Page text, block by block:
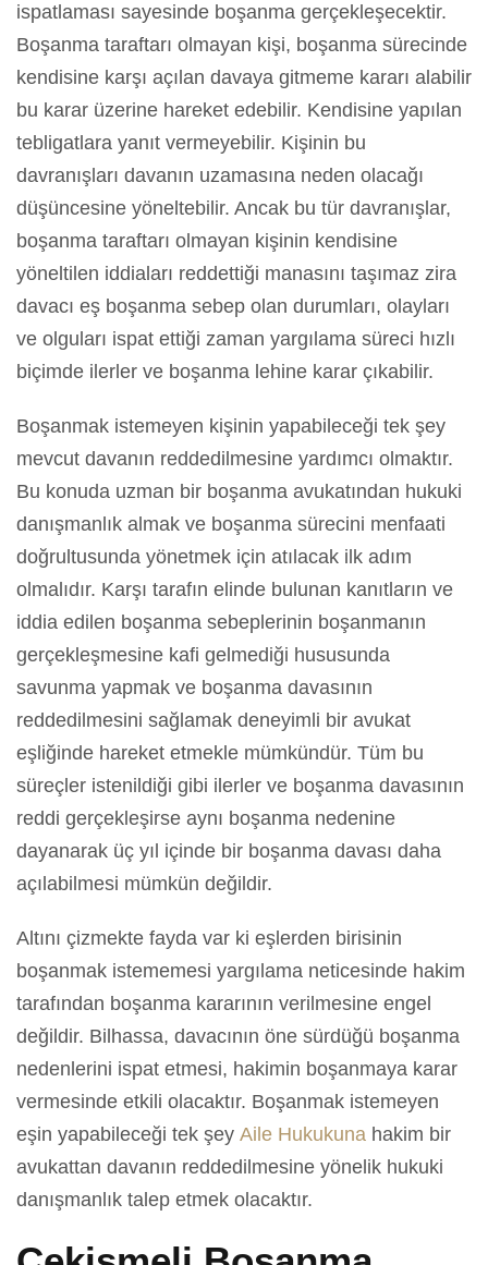
ispatlaması sayesinde boşanma gerçekleşecektir.
Boşanma taraftarı olmayan kişi, boşanma sürecinde
kendisine karşı açılan davaya gitmeme kararı alabilir
bu karar üzerine hareket edebilir. Kendisine yapılan
tebligatlara yanıt vermeyebilir. Kişinin bu
davranışları davanın uzamasına neden olacağı
düşüncesine yöneltebilir. Ancak bu tür davranışlar,
boşanma taraftarı olmayan kişinin kendisine
yöneltilen iddiaları reddettiği manasını taşımaz zira
davacı eş boşanma sebep olan durumları, olayları
ve olguları ispat ettiği zaman yargılama süreci hızlı
biçimde ilerler ve boşanma lehine karar çıkabilir.
Boşanmak istemeyen kişinin yapabileceği tek şey
mevcut davanın reddedilmesine yardımcı olmaktır.
Bu konuda uzman bir boşanma avukatından hukuki
danışmanlık almak ve boşanma sürecini menfaati
doğrultusunda yönetmek için atılacak ilk adım
olmalıdır. Karşı tarafın elinde bulunan kanıtların ve
iddia edilen boşanma sebeplerinin boşanmanın
gerçekleşmesine kafi gelmediği hususunda
savunma yapmak ve boşanma davasının
reddedilmesini sağlamak deneyimli bir avukat
eşliğinde hareket etmekle mümkündür. Tüm bu
süreçler istenildiği gibi ilerler ve boşanma davasının
reddi gerçekleşirse aynı boşanma nedenine
dayanarak üç yıl içinde bir boşanma davası daha
açılabilmesi mümkün değildir.
Altını çizmekte fayda var ki eşlerden birisinin
boşanmak istememesi yargılama neticesinde hakim
tarafından boşanma kararının verilmesine engel
değildir. Bilhassa, davacının öne sürdüğü boşanma
nedenlerini ispat etmesi, hakimin boşanmaya karar
vermesinde etkili olacaktır. Boşanmak istemeyen
eşin yapabileceği tek şey Aile Hukukuna hakim bir
avukattan davanın reddedilmesine yönelik hukuki
danışmanlık talep etmek olacaktır.